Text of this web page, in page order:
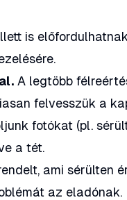
is
A legtöbb
felvesszük a
fotókat (pl.
a tét.
ami sérülten
az eladónak.